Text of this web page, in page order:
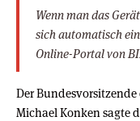
Wenn man das
sich automatisch
Online-Portal von
Der
Michael Konken sagte